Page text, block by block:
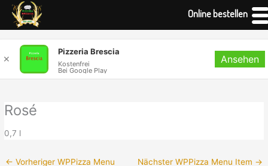
Inhalt
springen
Rosé
0,7 l
← Vorheriger WPPizza Menu
Nächster WPPizza Menu Item →
Online bestellen
✕
Pizzeria Brescia
Kostenfrei
Bei Google Play
Ansehen